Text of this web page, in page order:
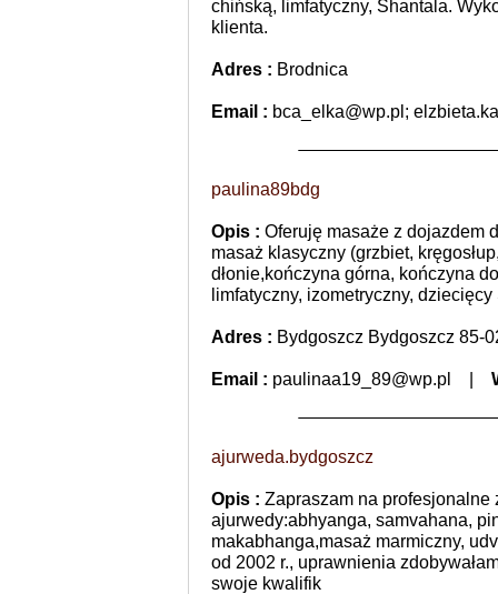
chińską, limfatyczny, Shantala.
klienta.
Adres : Brodnica
Email : bca_elka@wp.pl;
paulina89bdg
Opis : Oferuję masaże z dojazdem
masaż klasyczny (grzbiet,
dłonie,kończyna górna, kończyna
limfatyczny, izometryczny,
Adres : Bydgoszcz Bydgoszcz 85-
Email : paulinaa19_89@wp.pl |
ajurweda.bydgoszcz
Opis : Zapraszam na profesjonalne
ajurwedy:abhyanga, samvahana,
makabhanga,masaż marmiczny,
od 2002 r., uprawnienia
swoje kwalifik